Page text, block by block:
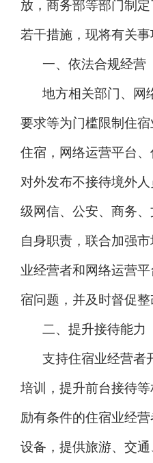
放，商务部等部门制
若干措施，现将有关事
一、依法合规经营
地方相关部门、网
要求等为门槛限制住
住宿，网络运营平台
对外发布不接待境外
级网信、公安、商务
自身职责，联合加强
业经营者和网络运营
宿问题，并及时督促整
二、提升接待能力
支持住宿业经营者
培训，提升前台接待
励有条件的住宿业经
设备，提供旅游、交